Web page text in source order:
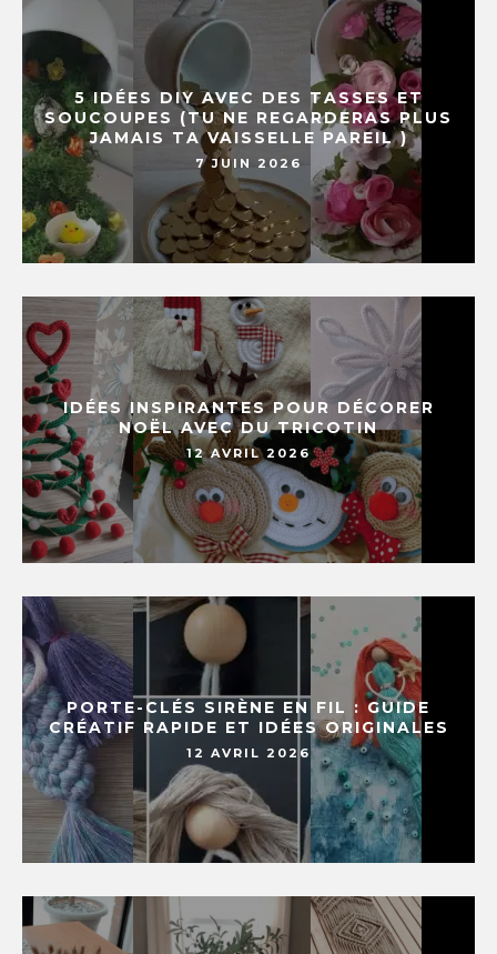
5 IDÉES DIY AVEC DES TASSES ET
SOUCOUPES (TU NE REGARDERAS PLUS
JAMAIS TA VAISSELLE PAREIL )
7 JUIN 2026
IDÉES INSPIRANTES POUR DÉCORER
NOËL AVEC DU TRICOTIN
12 AVRIL 2026
PORTE-CLÉS SIRÈNE EN FIL : GUIDE
CRÉATIF RAPIDE ET IDÉES ORIGINALES
12 AVRIL 2026